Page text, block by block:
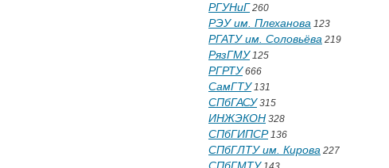
РГУНиГ 260
РЭУ им. Плеханова 123
РГАТУ им. Соловьёва 219
РязГМУ125
РГРТУ666
СамГТУ131
СПбГАСУ315
ИНЖЭКОН 328
СПбГИПСР136
СПбГЛТУ им. Кирова 227